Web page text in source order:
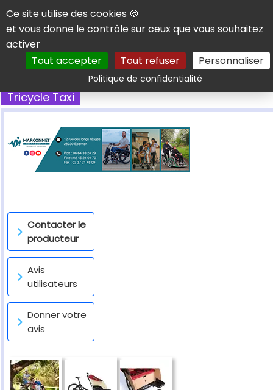
Panneau de gestion des cookies
Ce site utilise des cookies 🍪
et vous donne le contrôle sur ceux que vous souhaitez
activer
Tout accepter
Tout refuser Personnaliser
Politique de confidentialitéRechercher
Tricycle Taxi
Contacter le
producteur
Avis
utilisateurs
Donner votre
avis